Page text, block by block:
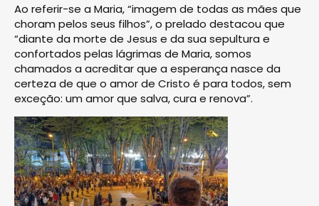
Ao referir-se a Maria, “imagem de todas as mães que
choram pelos seus filhos”, o prelado destacou que
“diante da morte de Jesus e da sua sepultura e
confortados pelas lágrimas de Maria, somos
chamados a acreditar que a esperança nasce da
certeza de que o amor de Cristo é para todos, sem
exceção: um amor que salva, cura e renova”.